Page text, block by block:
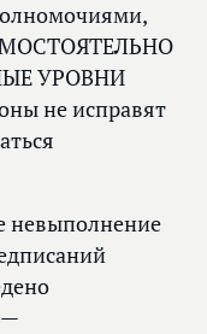
УРОВНИ
не исправят
невыполнение
—